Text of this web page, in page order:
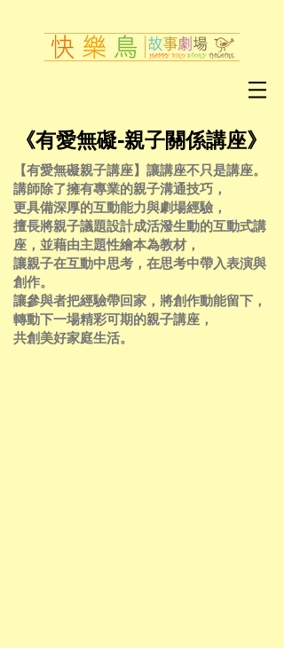
《有愛無礙-親子關係講座》
【有愛無礙親子講座】讓講座不只是講座。
講師除了擁有專業的親子溝通技巧，
更具備深厚的互動能力與劇場經驗，
擅長將親子議題設計成活潑生動的互動式講
座，並藉由主題性繪本為教材，
讓親子在互動中思考，在思考中帶入表演與
創作。
讓參與者把經驗帶回家，將創作動能留下，
轉動下一場精彩可期的親子講座，
共創美好家庭生活。